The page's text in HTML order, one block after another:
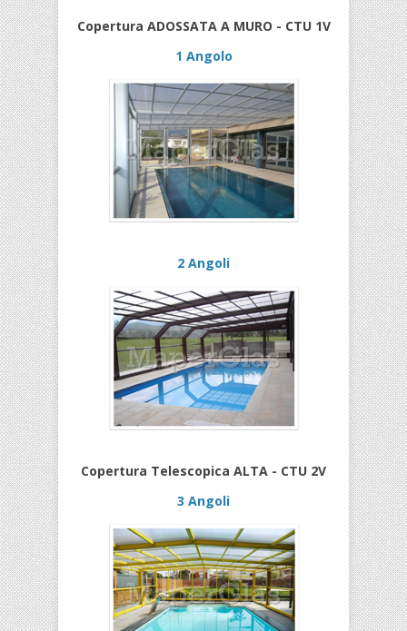
Copertura ADOSSATA A MURO - CTU 1V
1 Angolo
2 Angoli
Copertura Telescopica ALTA - CTU 2V
3 Angoli